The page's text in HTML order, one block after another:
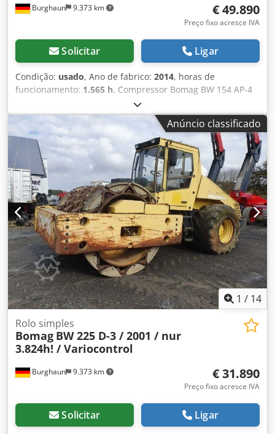
Burghaun 9.373 km € 49.890
Preço fixo acresce IVA
Solicitar Ligar
Condição: usado, Ano de fabrico: 2014, horas de
funcionamento: 1.565 h, Compressor Bomag BW 154 AP-4
AM, ano de fabricação: 2014, horas de funcionamento:
apenas 1.565h, motor: Kubota [55,4 kW/75 CV], Asphalt
Manager 2, espalhador Bomag, cortador de asfalto do lado
direito, peso: 7.300 kg, tambor com superfície lisa, bom
estado, pronto para uso imediato. Se desejar,
apresentaremos uma proposta de arrendamento ou
financiamento. O Sr. Mihm (tel. ) terá todo o prazer em
ajudá-lo. Mais informações podem ser encontradas no
nosso site. Erros e vendas prévias reservados!
Dwedpezpdh Ujfx Anfsa Aluguer possível. = Mais
informações = Contacte Tobias Ebert para obter mais
informações.
Anúncio classificado
1 / 14
Burghaun 9.373 km
Rolo simples
Bomag BW 225 D-3 / 2001 / nur
3.824h! / Variocontrol
€ 31.890
Preço fixo acresce IVA
Solicitar Ligar